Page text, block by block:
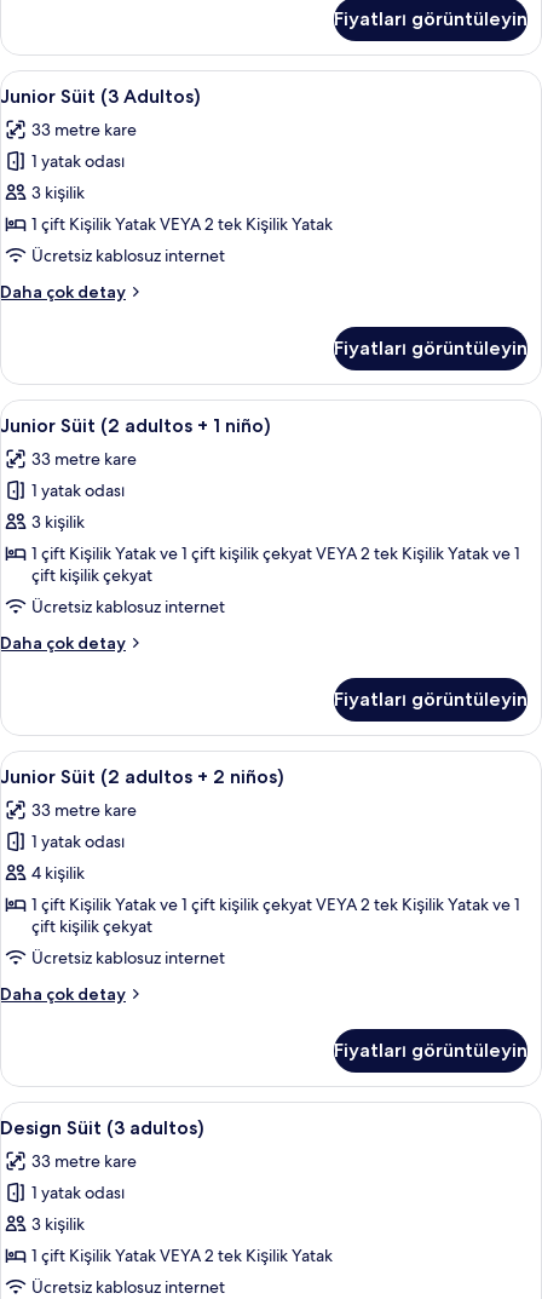
Oda
hakkında
daha
detay
Fiyatları görüntüleyin
Junior
Süit
(3
Adultos)
için
tüm
fotoğrafları
Kaliteli yatak takımı, minibar, odada
4
Junior Süit (3 Adultos)
33 metre kare
1 yatak odası
3 kişilik
1 çift Kişilik Yatak VEYA 2 tek Kişilik Yatak
Ücretsiz kablosuz internet
Daha çok detay
Junior
hakkında
daha
fazla
Fiyatları görüntüleyin
Junior
Süit
(2
adultos
+
1
niño)
için
tüm
fotoğrafları
Kaliteli yatak takımı, minibar, odada
4
Junior Süit (2 adultos + 1 niño)
33 metre kare
1 yatak odası
3 kişilik
1 çift Kişilik Yatak ve 1 çift kişilik çekyat VEYA 2 tek Kişilik Yatak ve 1
çift kişilik çekyat
Ücretsiz kablosuz internet
Daha çok detay
Junior
+
niño)
daha
fazla
Fiyatları görüntüleyin
Junior
Süit
(2
adultos
+
2
niños)
için
tüm
fotoğrafları
Kaliteli yatak takımı, minibar, odada
4
Junior Süit (2 adultos + 2 niños)
33 metre kare
1 yatak odası
4 kişilik
1 çift Kişilik Yatak ve 1 çift kişilik çekyat VEYA 2 tek Kişilik Yatak ve 1
çift kişilik çekyat
Ücretsiz kablosuz internet
Daha çok detay
Junior
+
niños)
hakkında
daha
fazla
Fiyatları görüntüleyin
Design
Süit
(3
adultos)
için
tüm
fotoğrafları
Kaliteli yatak takımı, minibar, odada
5
Design Süit (3 adultos)
33 metre kare
1 yatak odası
3 kişilik
1 çift Kişilik Yatak VEYA 2 tek Kişilik Yatak
Ücretsiz kablosuz internet